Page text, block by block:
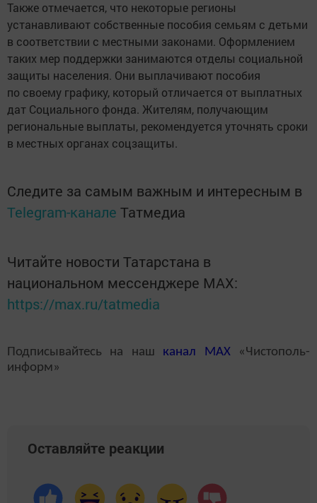
Также отмечается, что некоторые регионы
устанавливают собственные пособия семьям с детьми
в соответствии с местными законами. Оформлением
таких мер поддержки занимаются отделы социальной
защиты населения. Они выплачивают пособия
по своему графику, который отличается от выплатных
дат Социального фонда. Жителям, получающим
региональные выплаты, рекомендуется уточнять сроки
в местных органах соцзащиты.
Следите за самым важным и интересным в
Telegram-канале Татмедиа
Читайте новости Татарстана в
национальном мессенджере MАХ:
https://max.ru/tatmedia
Подписывайтесь на наш канал MAX«Чистополь-
информ»
Оставляйте реакции